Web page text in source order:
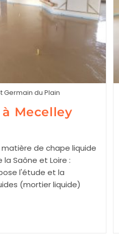
Germain du Plain
Mecelley
de chape liquide
Saône et Loire :
l'étude et la
(mortier liquide)